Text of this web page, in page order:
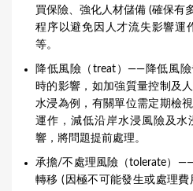
買保險、強化人材儲備 (確保有
程序以避免因人才流失影響運
等。
降低風險（treat）——降低風
時的影響，如加強質量控制及
水浸為例，有關單位需定期檢
運作，減低沿岸水浸風險及水
響，將問題提前處理。
承擔/不處理風險（tolerate）
轉移 (因極不可能發生或處理費